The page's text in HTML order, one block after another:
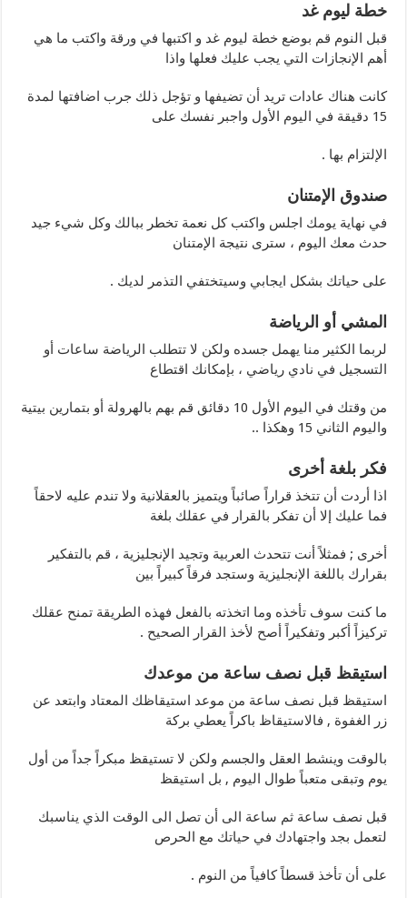
خطة ليوم غد
قبل النوم قم بوضع خطة ليوم غد و اكتبها في ورقة واكتب ما هي
أهم الإنجازات التي يجب عليك فعلها واذا
كانت هناك عادات تريد أن تضيفها و تؤجل ذلك جرب اضافتها لمدة
15 دقيقة في اليوم الأول واجبر نفسك على
الإلتزام بها .
صندوق الإمتنان
في نهاية يومك اجلس واكتب كل نعمة تخطر ببالك وكل شيء جيد
حدث معك اليوم ، سترى نتيجة الإمتنان
على حياتك بشكل ايجابي وسيتختفي التذمر لديك .
المشي أو الرياضة
لربما الكثير منا يهمل جسده ولكن لا تتطلب الرياضة ساعات أو
التسجيل في نادي رياضي ، بإمكانك اقتطاع
من وقتك في اليوم الأول 10 دقائق قم بهم بالهرولة أو بتمارين بيتية
واليوم الثاني 15 وهكذا ..
فكر بلغة أخرى
اذا أردت أن تتخذ قراراً صائباً ويتميز بالعقلانية ولا تندم عليه لاحقاً
فما عليك إلا أن تفكر بالقرار في عقلك بلغة
أخرى ; فمثلاً أنت تتحدث العربية وتجيد الإنجليزية ، قم بالتفكير
بقرارك باللغة الإنجليزية وستجد فرقاً كبيراً بين
ما كنت سوف تأخذه وما اتخذته بالفعل فهذه الطريقة تمنح عقلك
تركيزاً أكبر وتفكيراً أصح لأخذ القرار الصحيح .
استيقظ قبل نصف ساعة من موعدك
استيقظ قبل نصف ساعة من موعد استيقاظك المعتاد وابتعد عن
زر الغفوة , فالاستيقاظ باكراً يعطي بركة
بالوقت وينشط العقل والجسم ولكن لا تستيقظ مبكراً جداً من أول
يوم وتبقى متعباً طوال اليوم , بل استيقظ
قبل نصف ساعة ثم ساعة الى أن تصل الى الوقت الذي يناسبك
لتعمل بجد واجتهادك في حياتك مع الحرص
على أن تأخذ قسطاً كافياً من النوم .